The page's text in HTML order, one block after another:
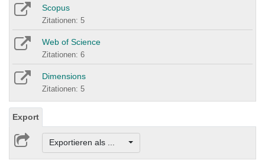
Scopus
Zitationen: 5
Web of Science
Zitationen: 6
Dimensions
Zitationen: 5
Export
Exportieren als ...